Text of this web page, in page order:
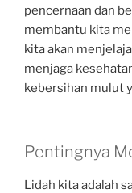
pencernaan dan
membantu kita
kita akan
menjaga
kebersihan mulut
Pentingnya
Lidah kita adalah